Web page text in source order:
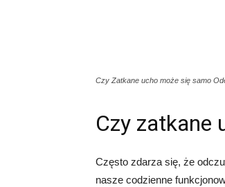
Czy Zatkane ucho może się samo
Czy zatkane
Często zdarza się, że
nasze codzienne